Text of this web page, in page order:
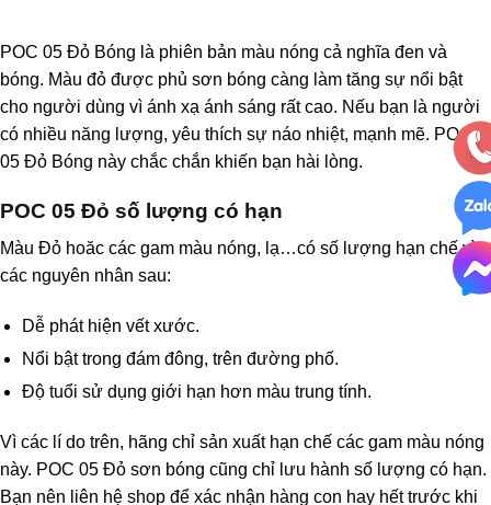
POC 05 Đỏ Bóng là phiên bản màu nóng cả nghĩa đen và
bóng. Màu đỏ được phủ sơn bóng càng làm tăng sự nổi bật
cho người dùng vì ánh xạ ánh sáng rất cao. Nếu bạn là người
có nhiều năng lượng, yêu thích sự náo nhiệt, mạnh mẽ. POC
05 Đỏ Bóng này chắc chắn khiến bạn hài lòng.
POC 05 Đỏ số lượng có hạn
Màu Đỏ hoăc các gam màu nóng, lạ…có số lượng hạn chế vì
các nguyên nhân sau:
Dễ phát hiện vết xước.
Nổi bật trong đám đông, trên đường phố.
Độ tuổi sử dụng giới hạn hơn màu trung tính.
Vì các lí do trên, hãng chỉ sản xuất hạn chế các gam màu nóng
này. POC 05 Đỏ sơn bóng cũng chỉ lưu hành số lượng có hạn.
Bạn nên liên hệ shop để xác nhận hàng con hay hết trước khi